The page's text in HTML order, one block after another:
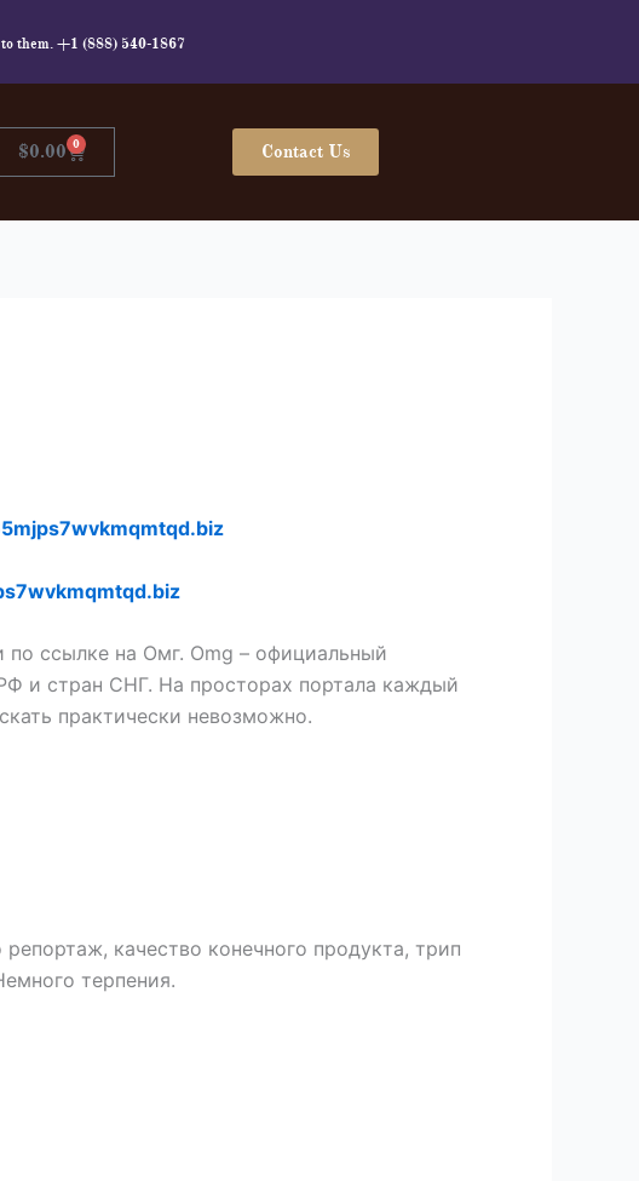
them. +1 (888) 540-1867
$0.00 0
Cart Contact Us
ссылке на Омг. Omg – официальный
и стран СНГ. На просторах портала каждый
практически невозможно.
качество конечного продукта, трип
терпения.